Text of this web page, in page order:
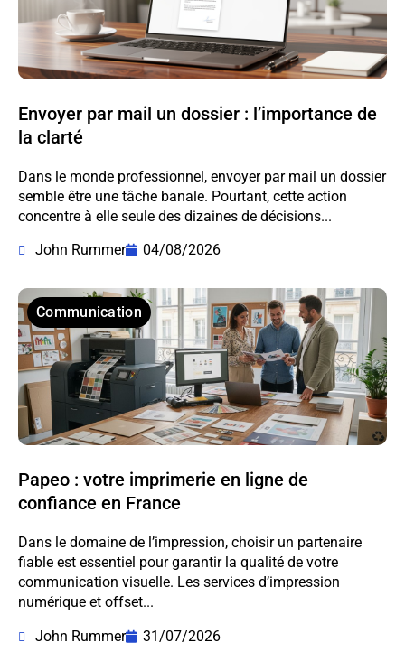
Envoyer par mail un dossier : l’importance de
la clarté
Dans le monde professionnel, envoyer par mail un dossier
semble être une tâche banale. Pourtant, cette action
concentre à elle seule des dizaines de décisions...
John Rummer
04/08/2026
Communication
Papeo : votre imprimerie en ligne de
confiance en France
Dans le domaine de l’impression, choisir un partenaire
fiable est essentiel pour garantir la qualité de votre
communication visuelle. Les services d’impression
numérique et offset...
John Rummer
31/07/2026